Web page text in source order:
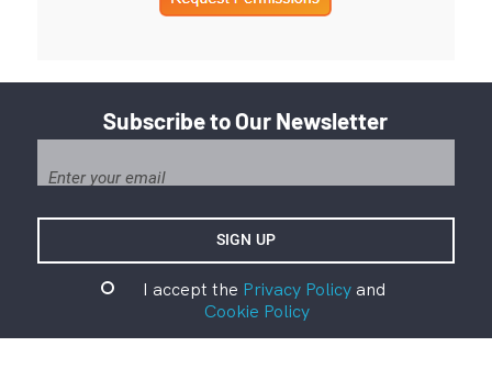
Subscribe to Our Newsletter
I accept the Privacy Policyand
Cookie Policy